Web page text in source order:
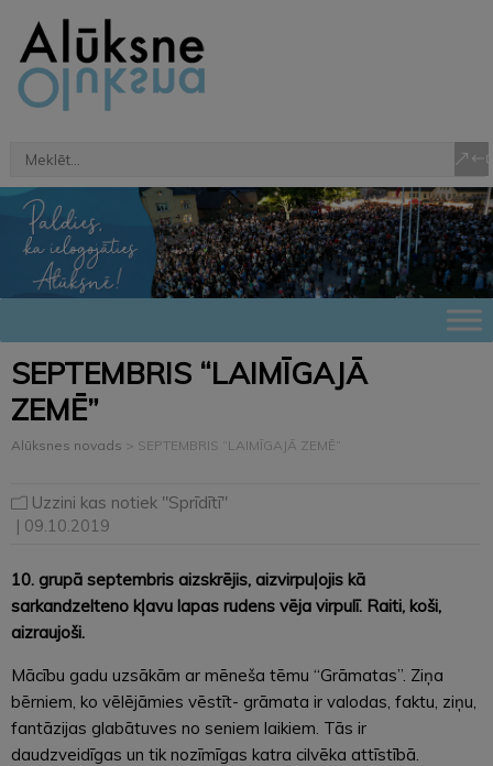
SEPTEMBRIS “LAIMĪGAJĀ
ZEMĒ”
Alūksnes novads > SEPTEMBRIS “LAIMĪGAJĀ ZEMĒ”
Uzzini kas notiek "Sprīdītī"
| 09.10.2019
10. grupā septembris aizskrējis, aizvirpuļojis kā
sarkandzelteno kļavu lapas rudens vēja virpulī. Raiti, koši,
aizraujoši.
Mācību gadu uzsākām ar mēneša tēmu “Grāmatas”. Ziņa
bērniem, ko vēlējāmies vēstīt- grāmata ir valodas, faktu, ziņu,
fantāzijas glabātuves no seniem laikiem. Tās ir
daudzveidīgas un tik nozīmīgas katra cilvēka attīstībā.